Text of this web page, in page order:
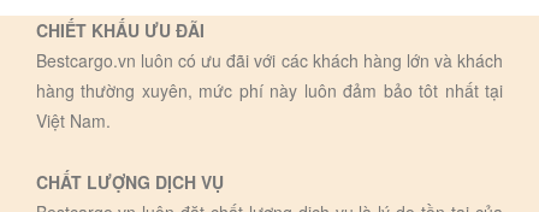
CHIẾT KHẤU ƯU ĐÃI
Bestcargo.vn luôn có ưu đãi với các khách hàng lớn và khách
hàng thường xuyên, mức phí này luôn đảm bảo tôt nhất tại
Việt Nam.
CHẤT LƯỢNG DỊCH VỤ